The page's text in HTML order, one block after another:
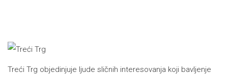
Treći Trg objedinjuje ljude sličnih interesovanja koji bavljenje